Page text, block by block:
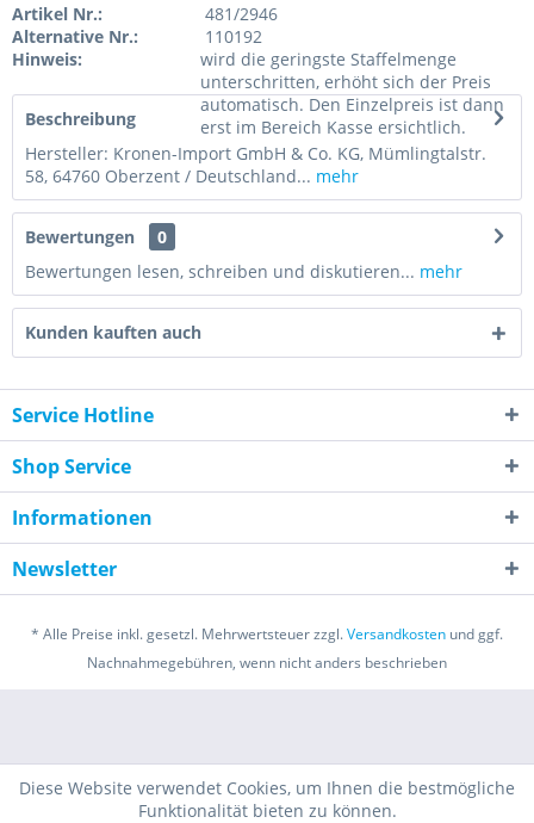
Artikel Nr.:
481/2946
Alternative Nr.:
110192
Hinweis:
wird die geringste Staffelmenge
unterschritten, erhöht sich der Preis
automatisch. Den Einzelpreis ist dann
erst im Bereich Kasse ersichtlich.
Beschreibung
Hersteller: Kronen-Import GmbH & Co. KG, Mümlingtalstr.
58, 64760 Oberzent / Deutschland... mehr
Bewertungen
0
Bewertungen lesen, schreiben und diskutieren... mehr
Kunden kauften auch
Service Hotline
Shop Service
Informationen
Newsletter
* Alle Preise inkl. gesetzl. Mehrwertsteuer zzgl.Versandkosten und ggf.
Nachnahmegebühren, wenn nicht anders beschrieben
Diese Website verwendet Cookies, um Ihnen die bestmögliche
Funktionalität bieten zu können.